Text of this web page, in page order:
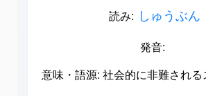
読み: しゅうぶん
発音:
意味・語源: 社会的に非難され